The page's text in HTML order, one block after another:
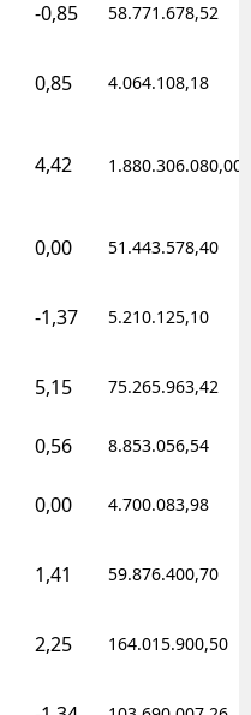
-0,85 58.771.678,52
0,85 4.064.108,18
4,42 1.880.306.080,00
0,00 51.443.578,40
-1,37 5.210.125,10
5,15 75.265.963,42
0,56 8.853.056,54
0,00 4.700.083,98
1,41 59.876.400,70
2,25 164.015.900,50